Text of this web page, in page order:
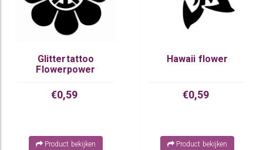
Glittertattoo
Flowerpower
€0,59
Product bekijken
Hawaii flower
€0,59
Product bekijken